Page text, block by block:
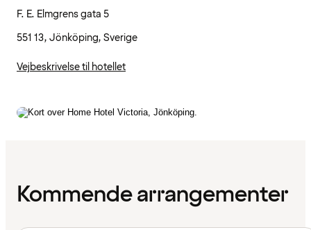
F. E. Elmgrens gata 5
551 13, Jönköping, Sverige
Vejbeskrivelse til hotellet
Kommende arrangementer